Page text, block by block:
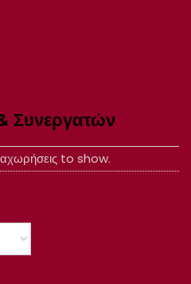
Συνεργατών
to show.